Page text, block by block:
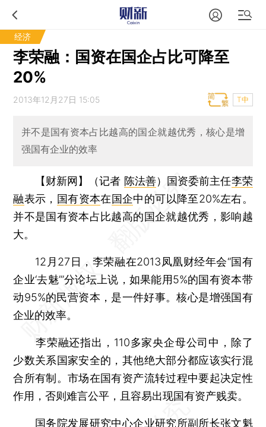
经济
李荣融：国资在国企占比可降至
20%
2013年12月27日 15:05 T中
并不是国有资本占比越高的国企就越优秀，核心是增
强国有企业的效率
【财新网】（记者 陈法善） 国资委前主任李荣
融表示， 国有资本在国企中的可以降至20%左右。
并不是国有资本占比越高的国企就越优秀，影响越
大。
12月27日，李荣融在2013凤凰财经年会“国有
企业‘去魅’”分论坛上说，如果能用5%的国有资本带
动95%的民营资本，是一件好事。核心是增强国有
企业的效率。
李荣融还指出，110多家央企母公司中，除了
少数关系国家安全的，其他绝大部分都应该实行混
合所有制。市场在国有资产流转过程中要起决定性
作用，否则难言公平，且容易出现国有资产贱卖。
国务院发展研究中心企业研究所副所长张文魁